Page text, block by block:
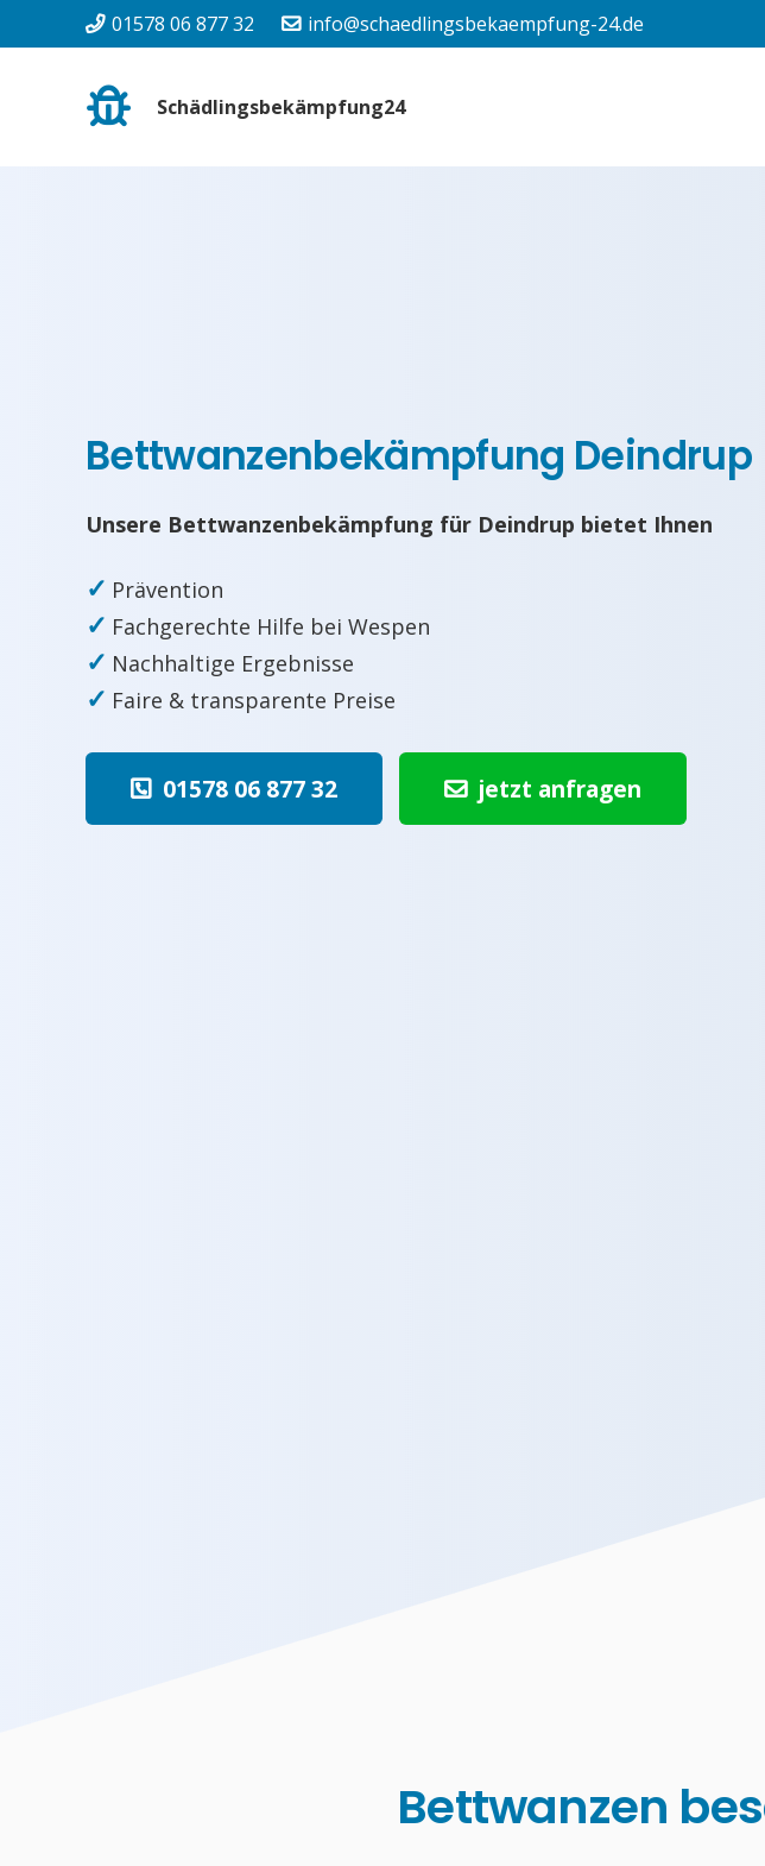
01578 06 877 32 info@schaedlingsbekaempfung-24.de
Schädlingsbekämpfung24
Bettwanzenbekämpfung Deindrup
Unsere Bettwanzenbekämpfung für Deindrup bietet Ihnen
✓ Prävention
✓ Fachgerechte Hilfe bei Wespen
✓ Nachhaltige Ergebnisse
✓ Faire & transparente Preise
01578 06 877 32 jetzt anfragen
Bettwanzen